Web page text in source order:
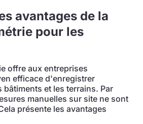
avantages de la
pour les
offre aux entreprises
efficace d'enregistrer
bâtiments et les terrains. Par
manuelles sur site ne sont
présente les avantages